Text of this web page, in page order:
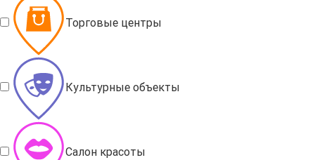
Торговые центры
Культурные объекты
Салон красоты